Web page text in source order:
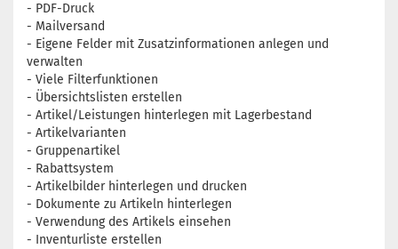
- PDF-Druck
- Mailversand
- Eigene Felder mit Zusatzinformationen anlegen und
verwalten
- Viele Filterfunktionen
- Übersichtslisten erstellen
- Artikel/Leistungen hinterlegen mit Lagerbestand
- Artikelvarianten
- Gruppenartikel
- Rabattsystem
- Artikelbilder hinterlegen und drucken
- Dokumente zu Artikeln hinterlegen
- Verwendung des Artikels einsehen
- Inventurliste erstellen